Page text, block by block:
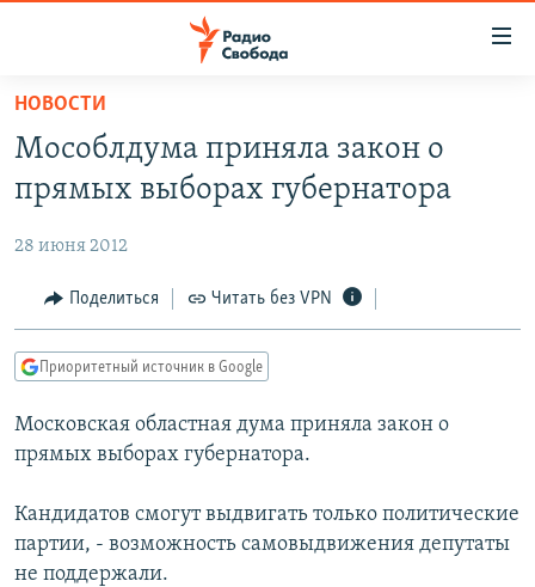
упрощенного
доступа
основному
Вернутся
главной
навигации
Вернутся
ПРОГРАММЫ
ПОДКАСТЫ
АВТОРСКИЕ ПРОЕКТЫ
ЦИТАТЫ СВОБОДЫ
МНЕНИЯ
IDEL.РЕАЛИИ
КАВКАЗ.РЕАЛИИ
СЕВЕР.РЕАЛИИ
СИБИРЬ.РЕАЛИИ
РАСПИСАНИЕ ВЕЩАНИЯ
НОВОСТИ
Мособлдума приняла закон о
прямых выборах губернатора
28 июня 2012
Поделиться Читать без VPN
Приоритетный источник в Google
Московская областная дума приняла закон о
прямых выборах губернатора.
Кандидатов смогут выдвигать только политические
партии, - возможность самовыдвижения депутаты
не поддержали.